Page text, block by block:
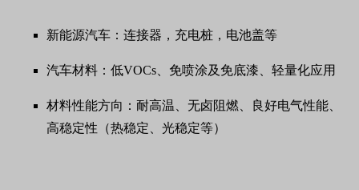
新能源汽车：连接器，充电桩，电池盖等
汽车材料：低VOCs、免喷涂及免底漆、轻量化应用
材料性能方向：耐高温、无卤阻燃、良好电气性能、
高稳定性（热稳定、光稳定等）